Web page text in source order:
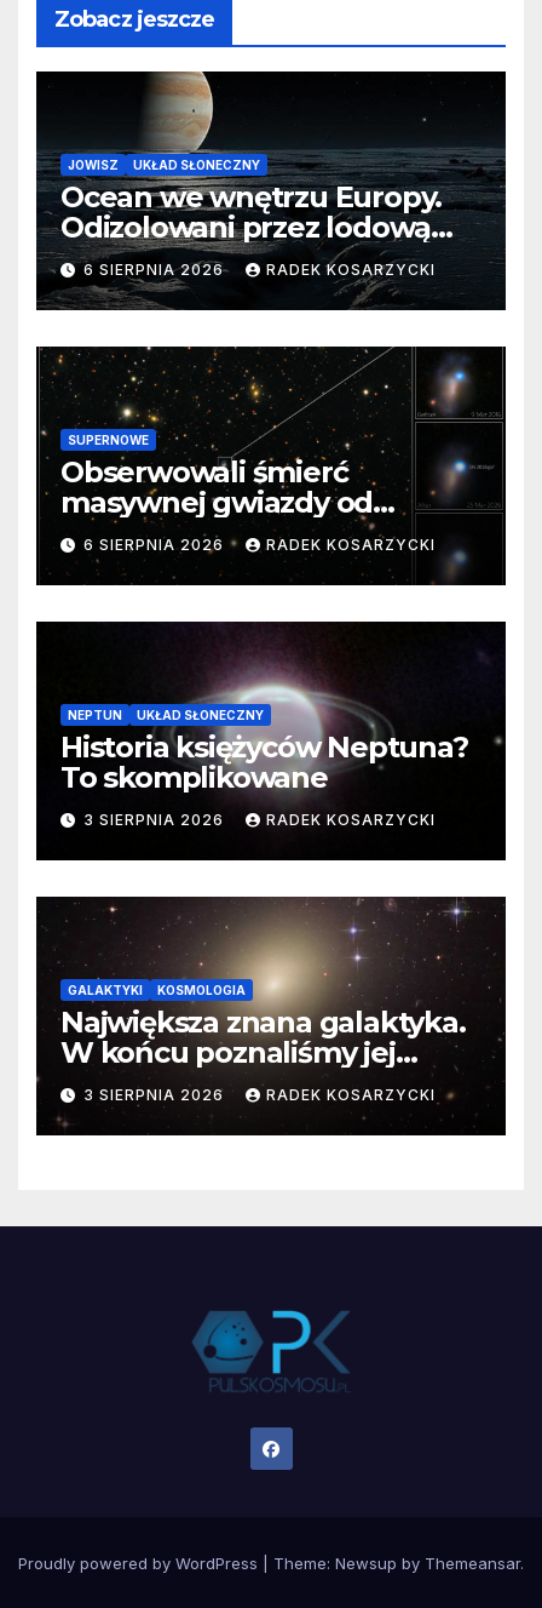
Zobacz jeszcze
JOWISZ UKŁAD SŁONECZNY
Ocean we wnętrzu Europy.
Odizolowani przez lodową
barierę
6 SIERPNIA 2026 RADEK KOSARZYCKI
SUPERNOWE
Obserwowali śmierć
masywnej gwiazdy od
samego początku. Niezwykle
cenne dane
6 SIERPNIA 2026 RADEK KOSARZYCKI
NEPTUN UKŁAD SŁONECZNY
Historia księżyców Neptuna?
To skomplikowane
3 SIERPNIA 2026 RADEK KOSARZYCKI
GALAKTYKI KOSMOLOGIA
Największa znana galaktyka.
W końcu poznaliśmy jej
faktyczne wymiary
3 SIERPNIA 2026 RADEK KOSARZYCKI
Proudly powered by WordPress Theme: Newsup by Themeansar.